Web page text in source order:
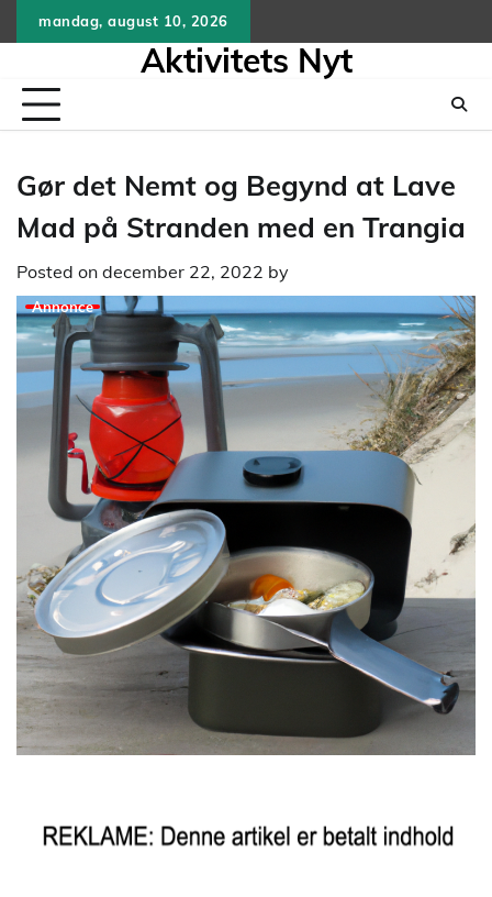
to
mandag, august 10, 2026
Aktivitets Nyt
Gør det Nemt og Begynd at Lave
Mad på Stranden med en Trangia
Posted on december 22, 2022 by
Annonce